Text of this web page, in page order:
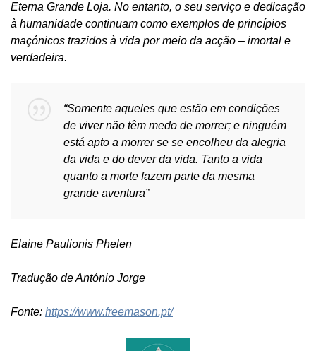
Eterna Grande Loja. No entanto, o seu serviço e dedicação
à humanidade continuam como exemplos de princípios
maçónicos trazidos à vida por meio da acção – imortal e
verdadeira.
“Somente aqueles que estão em condições
de viver não têm medo de morrer; e ninguém
está apto a morrer se se encolheu da alegria
da vida e do dever da vida. Tanto a vida
quanto a morte fazem parte da mesma
grande aventura”
Elaine Paulionis Phelen
Tradução de António Jorge
Fonte: https://www.freemason.pt/